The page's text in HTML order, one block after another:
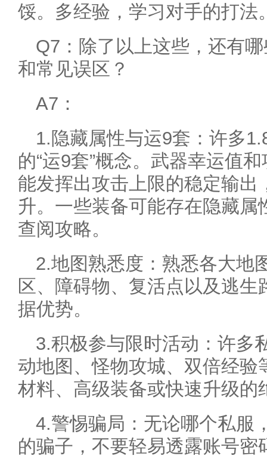
馁。多经验，学习对手的打法
Q7：除了以上这些，还有
和常见误区？
A7：
1.隐藏属性与运9套：许多
的“运9套”概念。武器幸运值
能发挥出攻击上限的稳定输
升。一些装备可能存在隐藏
查阅攻略。
2.地图熟悉度：熟悉各大地
区、障碍物、复活点以及逃
据优势。
3.积极参与限时活动：许多
动地图、怪物攻城、双倍经验
材料、高级装备或快速升级的
4.警惕骗局：无论哪个私服
的骗子，不要轻易透露账号密